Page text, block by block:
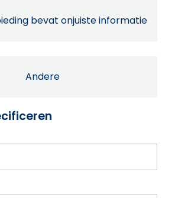
bevat onjuiste informatie
Andere